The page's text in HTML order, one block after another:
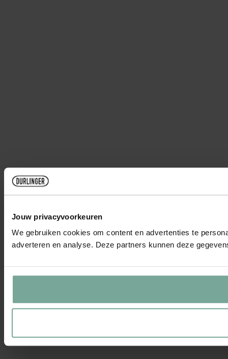
Jouw privacyvoorkeuren
We gebruiken cookies om content en advertenties te
adverteren en analyse. Deze partners kunnen deze